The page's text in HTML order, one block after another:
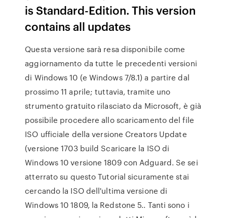
is Standard-Edition. This version
contains all updates
Questa versione sarà resa disponibile come
aggiornamento da tutte le precedenti versioni
di Windows 10 (e Windows 7/8.1) a partire dal
prossimo 11 aprile; tuttavia, tramite uno
strumento gratuito rilasciato da Microsoft, è già
possibile procedere allo scaricamento del file
ISO ufficiale della versione Creators Update
(versione 1703 build Scaricare la ISO di
Windows 10 versione 1809 con Adguard. Se sei
atterrato su questo Tutorial sicuramente stai
cercando la ISO dell'ultima versione di
Windows 10 1809, la Redstone 5.. Tanti sono i